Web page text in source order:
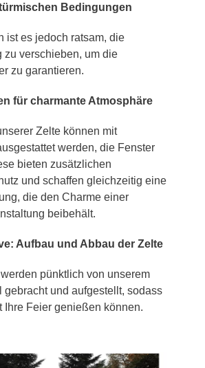
Bedingungen
ist es jedoch ratsam, die
zu verschieben, um die
zu garantieren.
für charmante Atmosphäre
Zelte können mit
werden, die Fenster
bieten zusätzlichen
und schaffen gleichzeitig eine
die den Charme einer
beibehält.
Aufbau und Abbau der Zelte
pünktlich von unserem
gebracht und aufgestellt, sodass
Ihre Feier genießen können.